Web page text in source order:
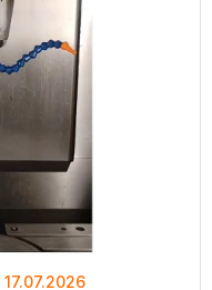
17.07.2026